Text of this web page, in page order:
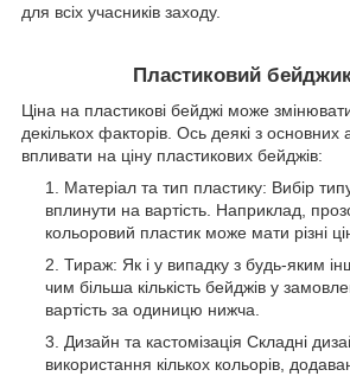
для всіх учасників заходу.
Пластиковий
Ціна на пластикові бейджі може
декількох факторів. Ось деякі з основних
впливати на ціну пластикових бейджів:
Матеріал та тип пластику: Вибір
вплинути на вартість. Наприклад,
кольоровий пластик може мати різні
Тираж: Як і у випадку з будь-яким
чим більша кількість бейджів у
вартість за одиницю нижча.
Дизайн та кастомізація Складні
використання кількох кольорів,